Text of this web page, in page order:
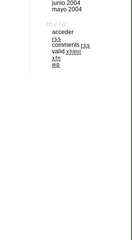
junio 2004
mayo 2004
meta:
acceder
rss
comments rss
valid xhtml
xfn
wp